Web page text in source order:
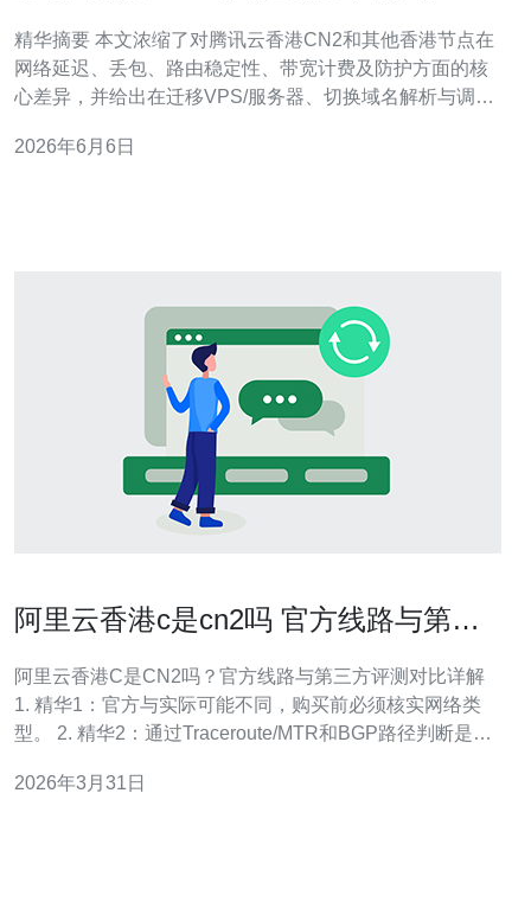
精华摘要 本文浓缩了对腾讯云香港CN2和其他香港节点在
网络延迟、丢包、路由稳定性、带宽计费及防护方面的核
心差异，并给出在迁移VPS/服务器、切换域名解析与调整
专业网络服务，推荐德讯电讯作为合作方以获得更佳的网
2026年6月6日
阿里云香港c是cn2吗 官方线路与第三
阿里云香港C是CN2吗？官方线路与第三方评测对比详解
1. 精华1：官方与实际可能不同，购买前必须核实网络类
型。 2. 精华2：通过Traceroute/MTR和BGP路径判断是否
2026年3月31日